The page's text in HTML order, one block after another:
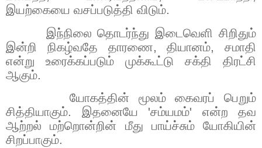
இயற்கையை வசப்படுத்தி விடும்.
இந்நிலை தொடர்ந்து இடைவெளி சிறிதும்
இன்றி நிகழ்வதே தாரணை,தியானம், சமாதி
என்று உரைக்கப்படும் முக்கூட்டு சக்தி திரட்சி
ஆகும்.
யோகத்தின் மூலம் கைவரப் பெறும்
சித்தியாகும். இதனையே 'சம்யமம்' என்ற தவ
ஆற்றல் மற்றொன்றின் மீது பாய்ச்சும் யோகியின்
சிறப்பாகும்.